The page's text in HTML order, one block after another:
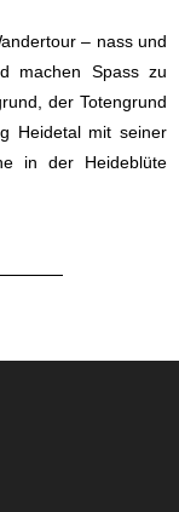
– nass und
machen Spass zu
der Totengrund
Heidetal mit seiner
in der Heideblüte